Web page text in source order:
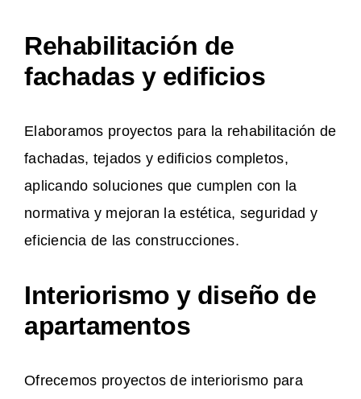
Rehabilitación de
fachadas y edificios
Elaboramos proyectos para la rehabilitación de
fachadas, tejados y edificios completos,
aplicando soluciones que cumplen con la
normativa y mejoran la estética, seguridad y
eficiencia de las construcciones.
Interiorismo y diseño de
apartamentos
Ofrecemos proyectos de interiorismo para